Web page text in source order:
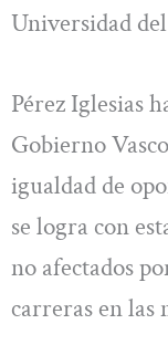
Universidad
Pérez Iglesias
Gobierno
igualdad de
se logra con
no afectados
carreras en las